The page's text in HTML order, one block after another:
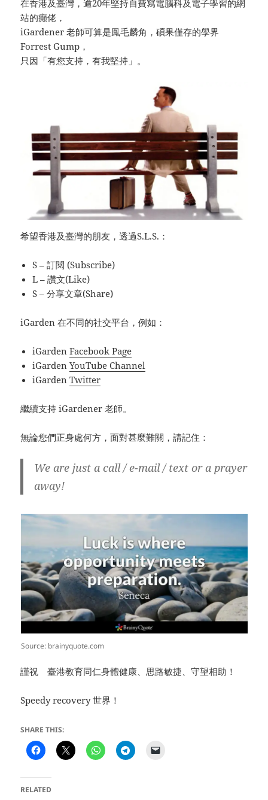
在香港及臺灣，逾20年堅持自費寫電腦科及電子學習的網
站的癲佬，
iGardener 老師可算是鳳毛麟角，碩果僅存的學界
Forrest Gump，
只因「有您支持，有我堅持」。
希望香港及臺灣的朋友，透過S.L.S.：
S – 訂閱 (Subscribe)
L – 讚文(Like)
S – 分享文章(Share)
iGarden 在不同的社交平台，例如：
iGardenFacebook Page
iGardenYouTube Channel
iGardenTwitter
繼續支持 iGardener 老師。
無論您們正身處何方，面對甚麼難關，請記住：
We are just a call / e-mail / text or a prayer
away!
Source: brainyquote.com
謹祝 臺港教育同仁身體健康、思路敏捷、守望相助！
Speedy recovery 世界！
SHARE THIS:
RELATED